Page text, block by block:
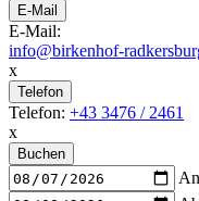
E-Mail
E-Mail:
info@birkenhof-
x
Telefon
Telefon: +43 3476 / 2461
x
Buchen